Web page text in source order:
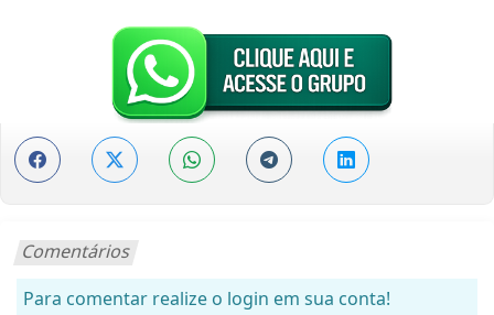
Comentários
Para comentar realize o login em sua conta!